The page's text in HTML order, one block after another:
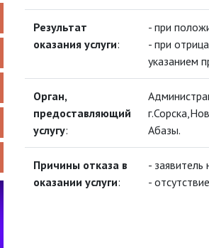
Результат
оказания услуги:
- при
- при
указанием
Орган,
предоставляющий
услугу:
Абазы.
Причины отказа в
оказании услуги:
-
-